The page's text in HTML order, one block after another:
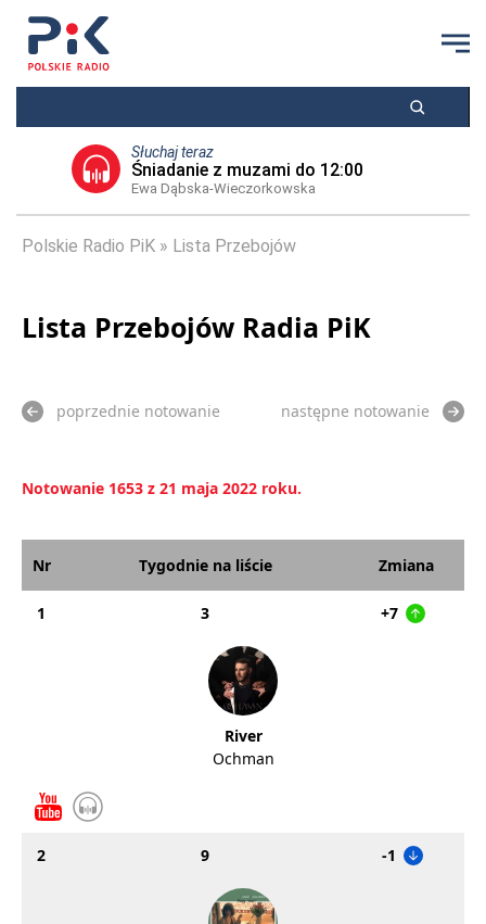
Słuchaj teraz
Śniadanie z muzami do 12:00
Ewa Dąbska-Wieczorkowska
Polskie Radio PiK Lista Przebojów
Lista Przebojów Radia PiK
poprzednie notowanie następne notowanie
Notowanie 1653 z 21 maja 2022 roku.
Nr Tygodnie na liście Zmiana
1 3 +7
River
Ochman
2 9 -1